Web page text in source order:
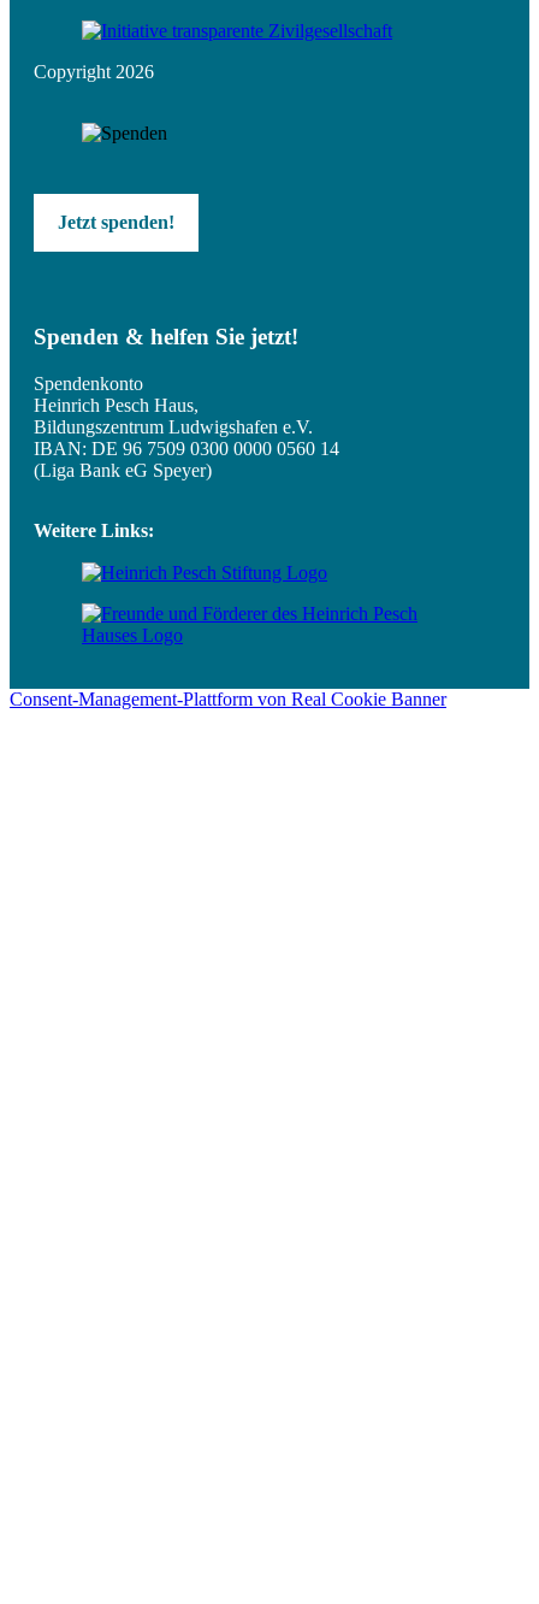
Copyright 2026
Jetzt spenden!
Spenden & helfen Sie jetzt!
Spendenkonto
Heinrich Pesch Haus,
Bildungszentrum Ludwigshafen e.V.
IBAN: DE 96 7509 0300 0000 0560 14
(Liga Bank eG Speyer)
Weitere Links:
Consent-Management-Plattform von Real Cookie Banner